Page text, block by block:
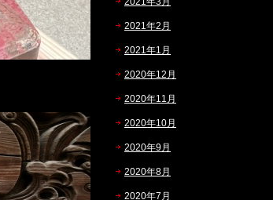
2021年2月
2021年1月
2020年12月
2020年11月
2020年10月
2020年9月
2020年8月
2020年7月